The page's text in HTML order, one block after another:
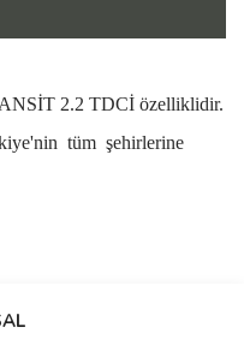
2.2 TDCİ özelliklidir.
tüm şehirlerine
siz yapın!